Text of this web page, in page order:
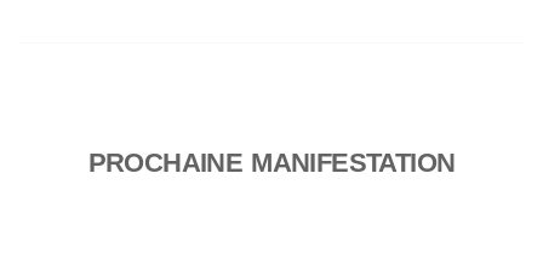
PROCHAINE MANIFESTATION